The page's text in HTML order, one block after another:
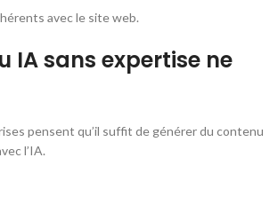
avec le site web.
IA sans expertise ne
pensent qu’il suffit de générer du contenu
l’IA.